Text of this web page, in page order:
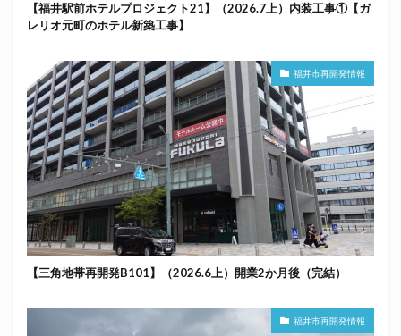
【福井駅前ホテルプロジェクト21】（2026.7上）内装工事①【ガ
レリオ元町のホテル新築工事】
福井市再開発情報
【三角地帯再開発B101】（2026.6上）開業2か月後（完結）
福井市再開発情報